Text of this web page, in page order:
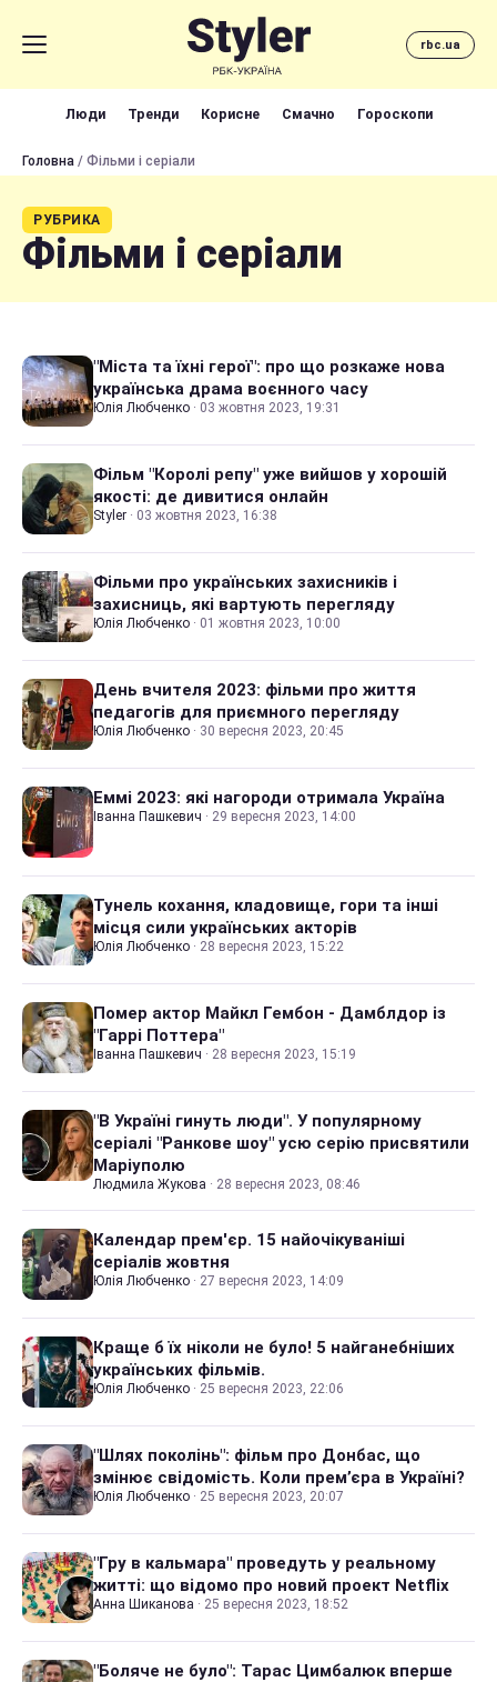
rbc.ua
Люди Тренди Корисне Смачно Гороскопи
Головна / Фільми і серіали
РУБРИКА
Фільми і серіали
"Міста та їхні герої": про що розкаже нова
українська драма воєнного часу
Юлія Любченко · 03 жовтня 2023, 19:31
Фільм "Королі репу" уже вийшов у хорошій
якості: де дивитися онлайн
Styler · 03 жовтня 2023, 16:38
Фільми про українських захисників і
захисниць, які вартують перегляду
Юлія Любченко · 01 жовтня 2023, 10:00
День вчителя 2023: фільми про життя
педагогів для приємного перегляду
Юлія Любченко · 30 вересня 2023, 20:45
Еммі 2023: які нагороди отримала Україна
Іванна Пашкевич · 29 вересня 2023, 14:00
Тунель кохання, кладовище, гори та інші
місця сили українських акторів
Юлія Любченко · 28 вересня 2023, 15:22
Помер актор Майкл Гембон - Дамблдор із
"Гаррі Поттера"
Іванна Пашкевич · 28 вересня 2023, 15:19
"В Україні гинуть люди". У популярному
серіалі "Ранкове шоу" усю серію присвятили
Маріуполю
Людмила Жукова · 28 вересня 2023, 08:46
Календар прем'єр. 15 найочікуваніші
серіалів жовтня
Юлія Любченко · 27 вересня 2023, 14:09
Краще б їх ніколи не було! 5 найганебніших
українських фільмів.
Юлія Любченко · 25 вересня 2023, 22:06
"Шлях поколінь": фільм про Донбас, що
змінює свідомість. Коли прем’єра в Україні?
Юлія Любченко · 25 вересня 2023, 20:07
"Гру в кальмара" проведуть у реальному
житті: що відомо про новий проект Netflix
Анна Шиканова · 25 вересня 2023, 18:52
"Боляче не було": Тарас Цимбалюк вперше